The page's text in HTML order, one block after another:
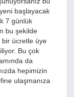
başlayacak
7 günlük
bu şekilde
bir ücretle üye
Bu çok
da
hepimizin
ulaşmanıza